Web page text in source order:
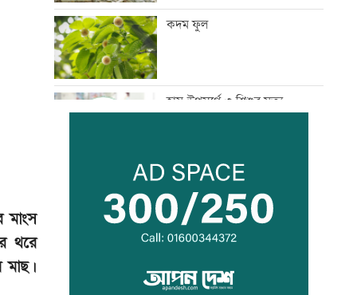
মাংস
থরে
মাছ।
কদম ফুল
হাম উপসর্গে ৩ শিশুর মৃত্যু
সরকার গণমাধ্যমে সুস্থ-টেকসই
পরিবেশ নিশ্চিত করতে চায়:
তথ্যমন্ত্রী
টাওয়াজ শোনা যায়: স্বরাষ্ট্রমন্ত্রী